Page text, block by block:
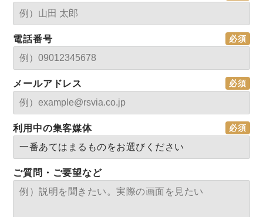
電話番号
メールアドレス
利用中の集客媒体
ご質問・ご要望など